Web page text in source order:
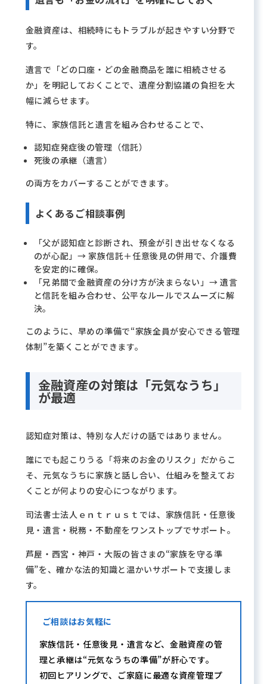
金融資産は、相続時にもトラブルが起きやすい分野で
す。
遺言で「どの口座・どの金融商品を誰に相続させる
か」を明記しておくことで、遺産分割協議の負担を大
幅に減らせます。
特に、家族信託と遺言を組み合わせることで、
認知症発症後の管理（信託）
死後の承継（遺言）
の両方をカバーすることができます。
よくあるご相談事例
「父が認知症と診断され、預金が引き出せなくなる
のが心配」→ 家族信託＋任意後見の併用で、介護費
を安定的に確保。
「兄弟間で金融資産の分け方が決まらない」→ 遺言
と信託を組み合わせ、公平なルールでスムーズに解
決。
このように、早めの準備で“家族全員が安心できる管理
体制”を築くことができます。
金融資産の対策は「元気なうち」
が最適
認知症対策は、特別な人だけの話ではありません。
誰にでも起こりうる「将来のお金のリスク」だからこ
そ、元気なうちに家族と話し合い、仕組みを整えてお
くことが何よりの安心につながります。
司法書士法人ｅｎｔｒｕｓｔでは、家族信託・任意後
見・遺言・税務・不動産をワンストップでサポート。
芦屋・西宮・神戸・大阪の皆さまの“家族を守る準
備”を、確かな法的知識と温かいサポートで支援しま
す。
ご相談はお気軽に
家族信託・任意後見・遺言など、金融資産の管
理と承継は“元気なうちの準備”が肝心です。
初回ヒアリングで、ご家庭に最適な資産管理プ